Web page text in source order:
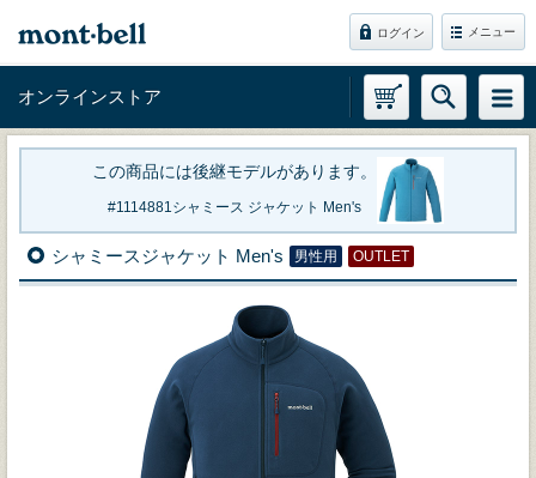
ログイン メニュー
オンラインストア
この商品には後継モデルがあります。
1114881シャミース ジャケット Men's
シャミースジャケット Men's 男性用 OUTLET